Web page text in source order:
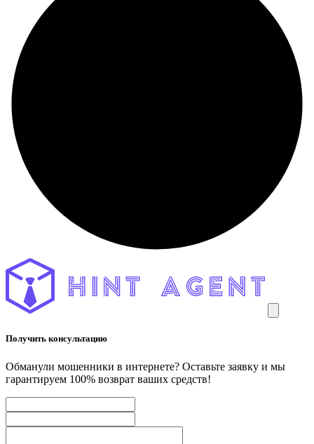
Получить консультацию
Обманули мошенники в интернете? Оставьте заявку и мы
гарантируем 100% возврат ваших средств!